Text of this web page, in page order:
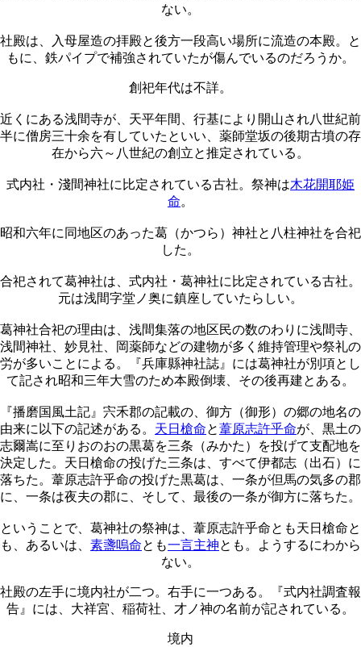
ない。
社殿は、入母屋造の拝殿と後方一段高い場所に流造の本殿。と
もに、鉄パイプで補強されていたが傷んでいるのだろうか。
創祀年代は不詳。
近くにある浅間寺が、天平年間、行基により開山され八世紀前
半に僧房三十余を有していたといい、薬師堂坂の後期古墳の存
在から六～八世紀の創立と推定されている。
式内社・淺間神社に比定されている古社。祭神は木花開耶姫
命。
昭和六年に同地区のあった葛（かつら）神社と八柱神社を合祀
した。
合祀されて葛神社は、式内社・葛神社に比定されている古社。
元は浅間字堂ノ奥に鎮座していたらしい。
葛神社合祀の理由は、浅間集落の地区民の数のわりに浅間寺、
浅間神社、妙見社、岡薬師などの建物が多く維持管理や祭礼の
労が多いことによる。『兵庫縣神社誌』には葛神社が別項とし
て記され昭和三年大雪のため本殿倒壊、その後再建とある。
『播磨国風土記』宍禾郡の記載の、御方（御形）の郷の地名の
由来に以下の記述がある。 天日槍命と葦原志許乎命が、黒土の
志爾嵩に至りおのおの黒葛を三条（みかた）を投げて支配地を
決定した。天日槍命の投げた三条は、すべて伊都志（出石）に
落ちた。葦原志許乎命の投げた黒葛は、一条が但馬の気多の郡
に、一条は夜夫の郡に、そして、最後の一条が御方に落ちた。
ということで、葛神社の祭神は、葦原志許乎命とも天日槍命と
も、あるいは、 素盞嗚命とも一言主神とも。ようするにわから
ない。
社殿の左手に境内社が二つ。右手に一つある。『式内社調査報
告』には、大祥宮、稲荷社、才ノ神の名前が記されている。
境内